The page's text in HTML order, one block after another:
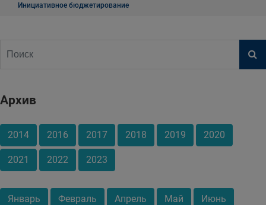
Инициативное бюджетирование
Архив
2014 2016 2017 2018 2019 2020
2021 2022 2023
Январь Февраль Апрель Май Июнь